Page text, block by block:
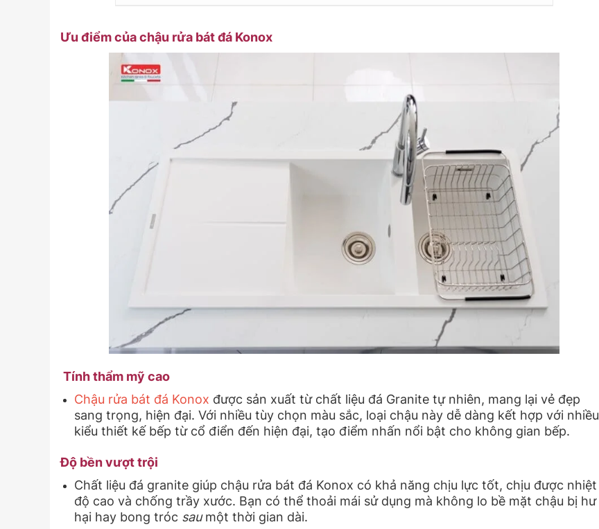
Ưu điểm của chậu rửa bát đá Konox
Tính thẩm mỹ cao
Chậu rửa bát đá Konox được sản xuất từ chất liệu đá Granite tự nhiên, mang lại vẻ đẹp
sang trọng, hiện đại. Với nhiều tùy chọn màu sắc, loại chậu này dễ dàng kết hợp với nhiều
kiểu thiết kế bếp từ cổ điển đến hiện đại, tạo điểm nhấn nổi bật cho không gian bếp.
Độ bền vượt trội
Chất liệu đá granite giúp chậu rửa bát đá Konox có khả năng chịu lực tốt, chịu được nhiệt
độ cao và chống trầy xước. Bạn có thể thoải mái sử dụng mà không lo bề mặt chậu bị hư
hại hay bong tróc saumột thời gian dài.